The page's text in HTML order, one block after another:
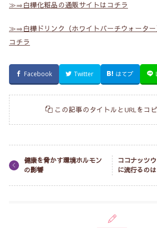
≫⇒白樺化粧品の通販サイトはコチラ
≫⇒白樺ドリンク（ホワイトバーチウォーター
コチラ
Facebook Twitter はてブ
この記事のタイトルとURLをコ
健康を脅かす環境ホルモン
の影響
ココナッツ
に流行るの